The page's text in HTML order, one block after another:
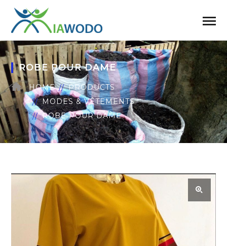
ROBE POUR DAME
HOME
PRODUCTS
MODES & VÊTEMENTS
ROBE POUR DAME